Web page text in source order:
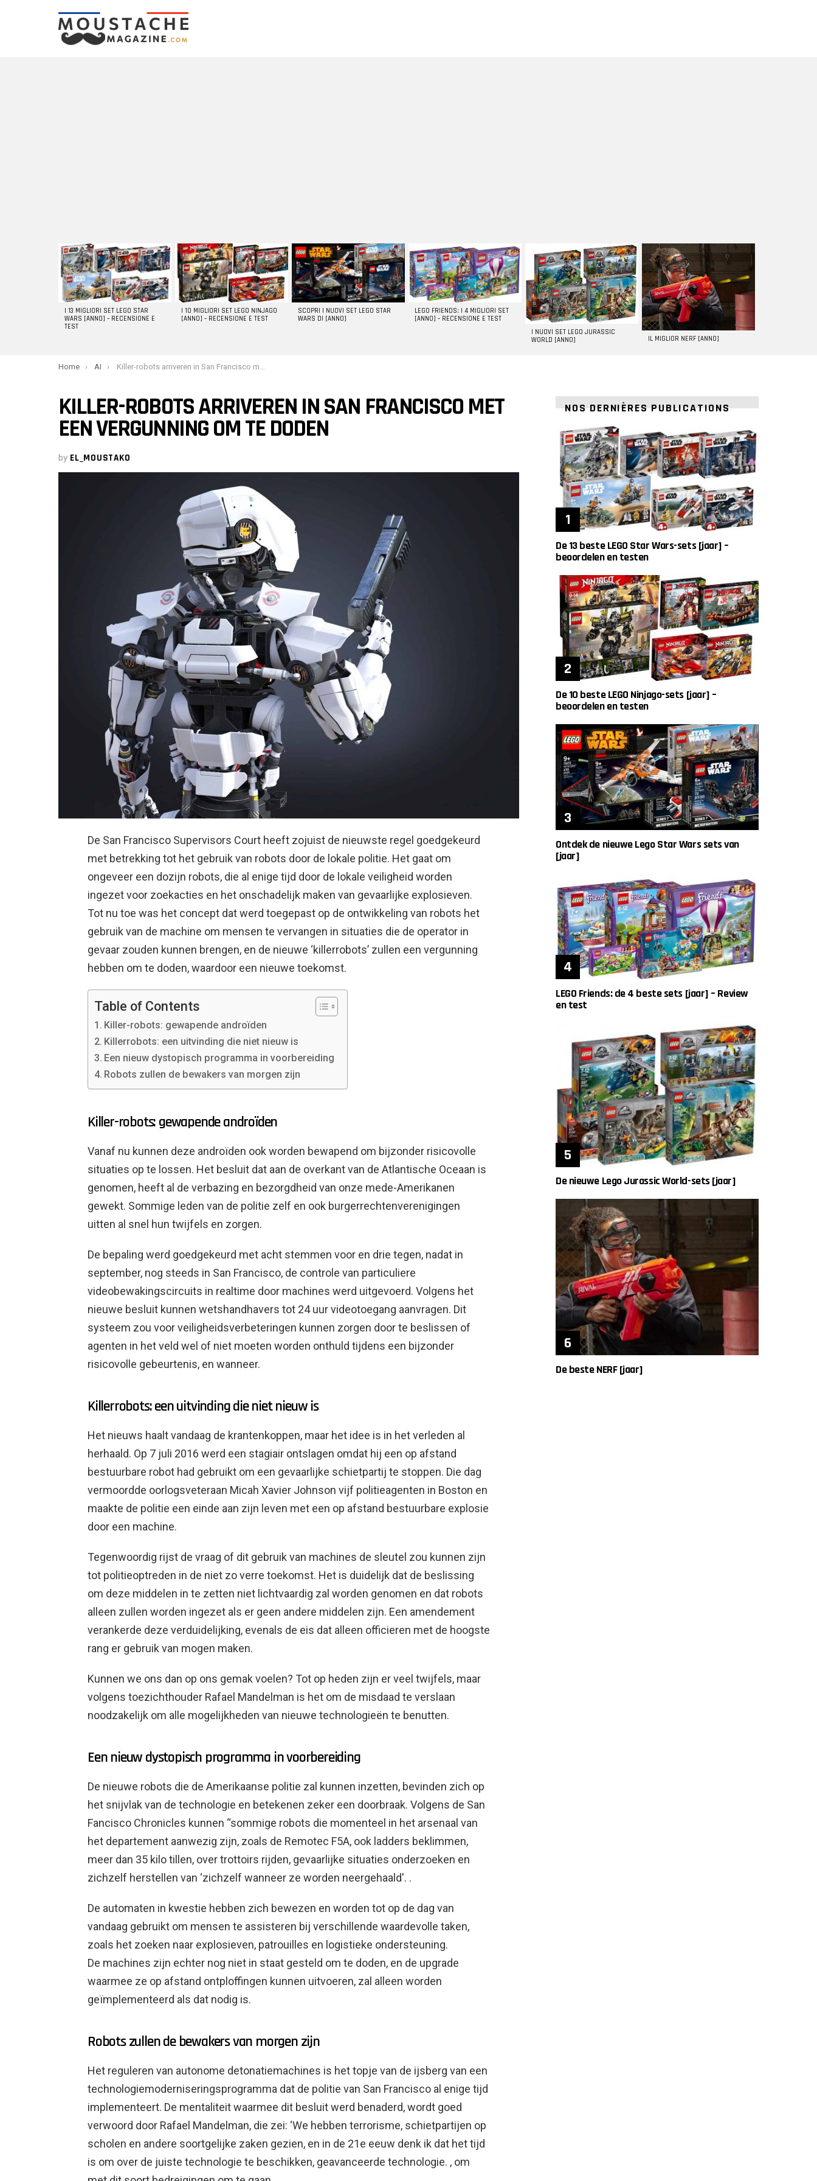
LATEST
STORIES
I 13 MIGLIORI SET LEGO STAR
WARS [ANNO] – RECENSIONE E
TEST
I 10 MIGLIORI SET LEGO NINJAGO
[ANNO] – RECENSIONE E TEST
SCOPRI I NUOVI SET LEGO STAR
WARS DI [ANNO]
LEGO FRIENDS: I 4 MIGLIORI SET
[ANNO] – RECENSIONE E TEST
I NUOVI SET LEGO JURASSIC
WORLD [ANNO]
IL MIGLIOR NERF [ANNO]
You are here:
Home AI Killer-robots arriveren in San Francisco met een vergunning om te doden
KILLER-ROBOTS ARRIVEREN IN SAN FRANCISCO MET
EEN VERGUNNING OM TE DODEN
by EL_MOUSTAKO
De San Francisco Supervisors Court heeft zojuist de nieuwste regel goedgekeurd
met betrekking tot het gebruik van robots door de lokale politie. Het gaat om
ongeveer een dozijn robots, die al enige tijd door de lokale veiligheid worden
ingezet voor zoekacties en het onschadelijk maken van gevaarlijke explosieven.
Tot nu toe was het concept dat werd toegepast op de ontwikkeling van robots het
gebruik van de machine om mensen te vervangen in situaties die de operator in
gevaar zouden kunnen brengen, en de nieuwe ‘killerrobots’ zullen een vergunning
hebben om te doden, waardoor een nieuwe toekomst.
Table of Contents
Killer-robots: gewapende androïden
Killerrobots: een uitvinding die niet nieuw is
Een nieuw dystopisch programma in voorbereiding
Robots zullen de bewakers van morgen zijn
Killer-robots: gewapende androïden
Vanaf nu kunnen deze androïden ook worden bewapend om bijzonder risicovolle
situaties op te lossen. Het besluit dat aan de overkant van de Atlantische Oceaan is
genomen, heeft al de verbazing en bezorgdheid van onze mede-Amerikanen
gewekt. Sommige leden van de politie zelf en ook burgerrechtenverenigingen
uitten al snel hun twijfels en zorgen.
De bepaling werd goedgekeurd met acht stemmen voor en drie tegen, nadat in
september, nog steeds in San Francisco, de controle van particuliere
videobewakingscircuits in realtime door machines werd uitgevoerd. Volgens het
nieuwe besluit kunnen wetshandhavers tot 24 uur videotoegang aanvragen. Dit
systeem zou voor veiligheidsverbeteringen kunnen zorgen door te beslissen of
agenten in het veld wel of niet moeten worden onthuld tijdens een bijzonder
risicovolle gebeurtenis, en wanneer.
Killerrobots: een uitvinding die niet nieuw is
Het nieuws haalt vandaag de krantenkoppen, maar het idee is in het verleden al
herhaald. Op 7 juli 2016 werd een stagiair ontslagen omdat hij een op afstand
bestuurbare robot had gebruikt om een ​​gevaarlijke schietpartij te stoppen. Die dag
vermoordde oorlogsveteraan Micah Xavier Johnson vijf politieagenten in Boston en
maakte de politie een einde aan zijn leven met een op afstand bestuurbare explosie
door een machine.
Tegenwoordig rijst de vraag of dit gebruik van machines de sleutel zou kunnen zijn
tot politieoptreden in de niet zo verre toekomst. Het is duidelijk dat de beslissing
om deze middelen in te zetten niet lichtvaardig zal worden genomen en dat robots
alleen zullen worden ingezet als er geen andere middelen zijn. Een amendement
verankerde deze verduidelijking, evenals de eis dat alleen officieren met de hoogste
rang er gebruik van mogen maken.
Kunnen we ons dan op ons gemak voelen? Tot op heden zijn er veel twijfels, maar
volgens toezichthouder Rafael Mandelman is het om de misdaad te verslaan
noodzakelijk om alle mogelijkheden van nieuwe technologieën te benutten.
Een nieuw dystopisch programma in voorbereiding
De nieuwe robots die de Amerikaanse politie zal kunnen inzetten, bevinden zich op
het snijvlak van de technologie en betekenen zeker een doorbraak. Volgens de San
Fancisco Chronicles kunnen “sommige robots die momenteel in het arsenaal van
het departement aanwezig zijn, zoals de Remotec F5A, ook ladders beklimmen,
meer dan 35 kilo tillen, over trottoirs rijden, gevaarlijke situaties onderzoeken en
zichzelf herstellen van ‘zichzelf wanneer ze worden neergehaald'. .
De automaten in kwestie hebben zich bewezen en worden tot op de dag van
vandaag gebruikt om mensen te assisteren bij verschillende waardevolle taken,
zoals het zoeken naar explosieven, patrouilles en logistieke ondersteuning.
De machines zijn echter nog niet in staat gesteld om te doden, en de upgrade
waarmee ze op afstand ontploffingen kunnen uitvoeren, zal alleen worden
geïmplementeerd als dat nodig is.
Robots zullen de bewakers van morgen zijn
Het reguleren van autonome detonatiemachines is het topje van de ijsberg van een
technologiemoderniseringsprogramma dat de politie van San Francisco al enige tijd
implementeert. De mentaliteit waarmee dit besluit werd benaderd, wordt goed
verwoord door Rafael Mandelman, die zei: ‘We hebben terrorisme, schietpartijen op
scholen en andere soortgelijke zaken gezien, en in de 21e eeuw denk ik dat het tijd
is om over de juiste technologie te beschikken, geavanceerde technologie. , om
NOS DERNIÈRES PUBLICATIONS
De 13 beste LEGO Star Wars-sets [jaar] –
beoordelen en testen
De 10 beste LEGO Ninjago-sets [jaar] –
beoordelen en testen
Ontdek de nieuwe Lego Star Wars sets van
[jaar]
LEGO Friends: de 4 beste sets [jaar] – Review
en test
De nieuwe Lego Jurassic World-sets [jaar]
De beste NERF [jaar]